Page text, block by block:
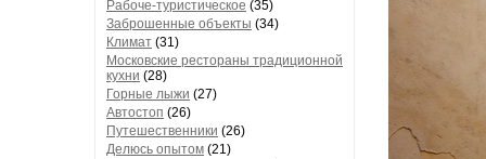
Рабоче-туристическое (35)
Заброшенные объекты (34)
Климат (31)
Московские рестораны традиционной
кухни (28)
Горные лыжи (27)
Автостоп (26)
Путешественники (26)
Делюсь опытом (21)